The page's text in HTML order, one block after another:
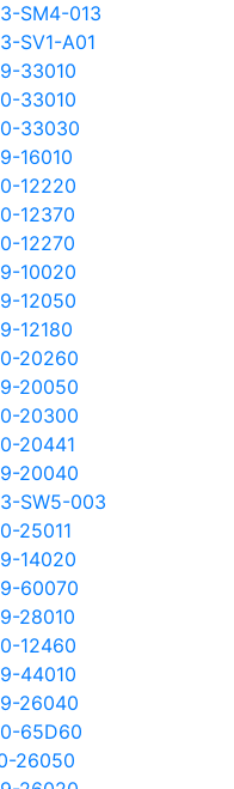
SM4-013
SV1-A01
33010
33010
33030
16010
12220
12370
12270
10020
12050
12180
20260
20050
20300
20441
20040
SW5-003
25011
14020
60070
28010
12460
44010
26040
65D60
26050